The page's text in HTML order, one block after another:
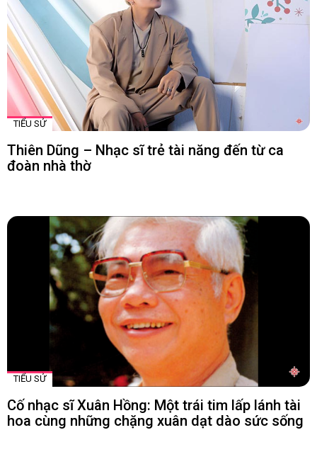
TIỂU SỬ
Thiên Dũng – Nhạc sĩ trẻ tài năng đến từ ca
đoàn nhà thờ
TIỂU SỬ
Cố nhạc sĩ Xuân Hồng: Một trái tim lấp lánh tài
hoa cùng những chặng xuân dạt dào sức sống